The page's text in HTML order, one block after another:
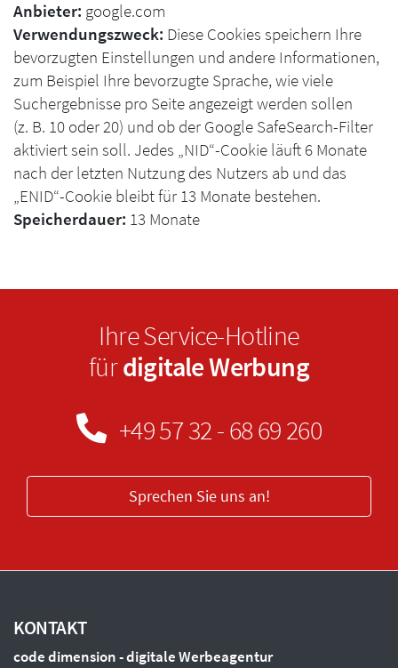
Anbieter: google.com
Verwendungszweck: Diese Cookies speichern Ihre
bevorzugten Einstellungen und andere Informationen,
zum Beispiel Ihre bevorzugte Sprache, wie viele
Suchergebnisse pro Seite angezeigt werden sollen
(z. B. 10 oder 20) und ob der Google SafeSearch-Filter
aktiviert sein soll. Jedes „NID“-Cookie läuft 6 Monate
nach der letzten Nutzung des Nutzers ab und das
„ENID“-Cookie bleibt für 13 Monate bestehen.
Speicherdauer: 13 Monate
Ihre Service-Hotline
fürdigitale Werbung
+49 57 32 - 68 69 260
Sprechen Sie uns an!
KONTAKT
code dimension - digitale Werbeagentur